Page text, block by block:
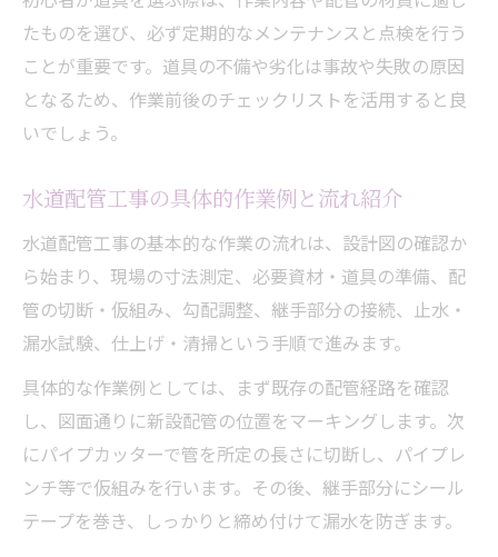
たものを選び、必ず定期的なメンテナンスと点検を行う
ことが重要です。道具の不備や劣化は事故や失敗の原因
となるため、作業前後のチェックリストを活用すると良
いでしょう。
水道配管工事の具体的作業例と流れ紹介
水道配管工事の基本的な作業の流れは、設計図の確認か
ら始まり、現場の寸法測定、必要資材・道具の準備、配
管の切断・仮組み、勾配調整、継手部分の接続、止水・
漏水試験、仕上げ・清掃という手順で進みます。
具体的な作業例としては、まず既存の配管経路を確認
し、図面通りに新設配管の位置をマーキングします。次
にパイプカッターで管を所定の長さに切断し、パイプレ
ンチ等で仮組みを行います。その後、継手部分にシール
テープを巻き、しっかりと締め付けて漏水を防ぎます。